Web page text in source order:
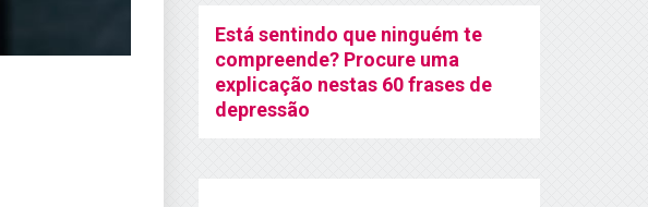
Está sentindo que ninguém te
compreende? Procure uma
explicação nestas 60 frases de
depressão